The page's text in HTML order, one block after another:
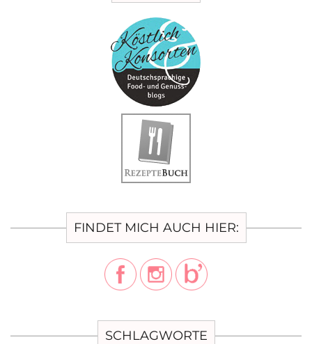
FINDET MICH AUCH HIER:
SCHLAGWORTE